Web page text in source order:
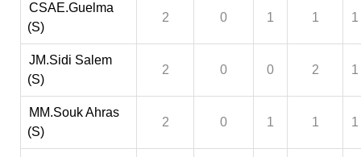
CSAE.Guelma
(S)
2 0 1 1 1
JM.Sidi Salem
(S)
2 0 0 2 1
MM.Souk Ahras
(S)
2 0 1 1 1